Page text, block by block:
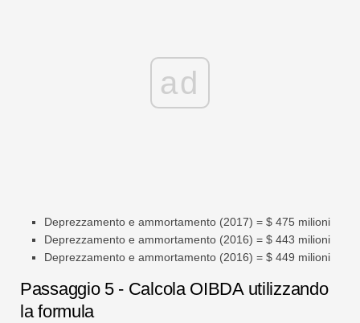
ad
Deprezzamento e ammortamento (2017) = $ 475 milioni
Deprezzamento e ammortamento (2016) = $ 443 milioni
Deprezzamento e ammortamento (2016) = $ 449 milioni
Passaggio 5 - Calcola OIBDA utilizzando
la formula